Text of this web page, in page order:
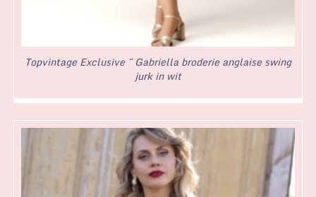
Topvintage Exclusive ~ Gabriella broderie anglaise swing
jurk in wit